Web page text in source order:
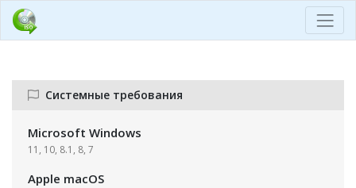
Системные требования
Microsoft Windows
11, 10, 8.1, 8, 7
Apple macOS